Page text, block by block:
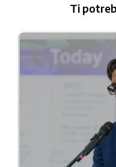
Ti